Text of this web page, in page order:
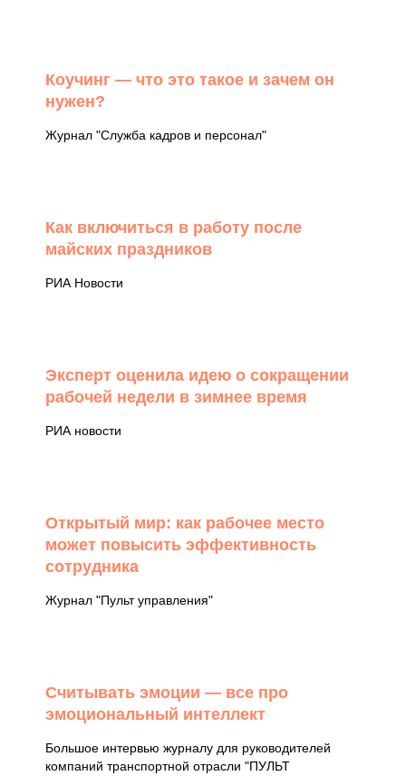
Коучинг — что это такое и зачем он
нужен?
Журнал "Служба кадров и персонал"
Как включиться в работу после
майских праздников
РИА Новости
Эксперт оценила идею о сокращении
рабочей недели в зимнее время
РИА новости
Открытый мир: как рабочее место
может повысить эффективность
сотрудника
Журнал "Пульт управления"
Считывать эмоции — все про
эмоциональный интеллект
Большое интервью журналу для руководителей
компаний транспортной отрасли "ПУЛЬТ